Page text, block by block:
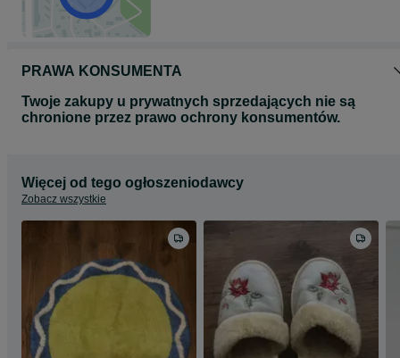
PRAWA KONSUMENTA
Twoje zakupy u prywatnych sprzedających nie są
chronione przez prawo ochrony konsumentów.
Więcej od tego ogłoszeniodawcy
Zobacz wszystkie